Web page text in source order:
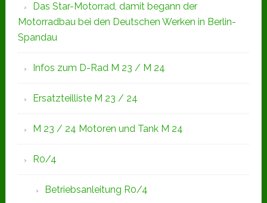
Das Star-Motorrad, damit begann der
Motorradbau bei den Deutschen Werken in Berlin-
Spandau
Infos zum D-Rad M 23 / M 24
Ersatzteilliste M 23 / 24
M 23 / 24 Motoren und Tank M 24
R0/4
Betriebsanleitung R0/4